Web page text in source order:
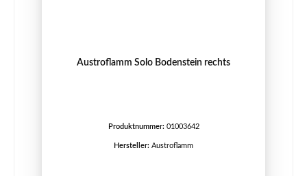
Austroflamm Solo Bodenstein rechts
Produktnummer: 01003642
Hersteller: Austroflamm